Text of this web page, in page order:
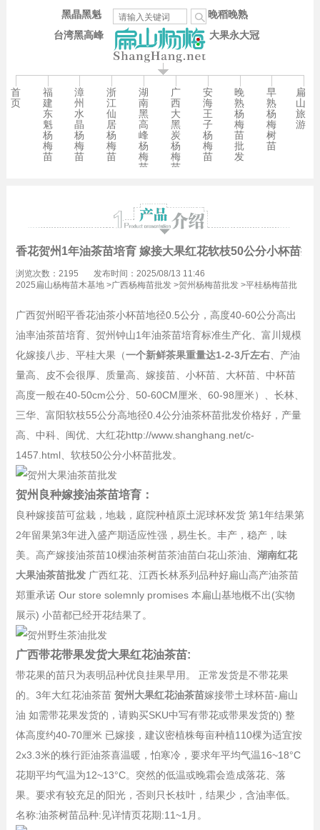
台湾黑高峰
晚稻晚熟
大果永大冠
黑晶黑魁
首
页
福
建
东
魁
杨
梅
苗
漳
州
水
晶
杨
梅
苗
浙
江
仙
居
杨
梅
苗
湖
南
黑
高
峰
杨
梅
苗
广
西
大
黑
炭
杨
梅
苗
安
海
王
子
杨
梅
苗
晚
熟
杨
梅
苗
批
发
早
熟
杨
梅
树
苗
扁
山
旅
游
香花贺州1年油茶苗培育 嫁接大果红花软枝50公分小杯苗批
浏览次数：2195
发布时间：2025/08/13 11:46
2025扁山杨梅苗木基地>广西杨梅苗批发>贺州杨梅苗批发>平桂杨梅苗批
广西贺州昭平香花油茶小杯苗地径0.5公分，高度40-60公分高出
油率油茶苗培育、贺州钟山1年油茶苗培育标准生产化、富川规模
化嫁接八步、平桂大果（一个新鲜茶果重量达1-2-3斤左右、产油
量高、皮不会很厚、质量高、嫁接苗、小杯苗、大杯苗、中杯苗
高度一般在40-50cm公分、50-60CM厘米、60-98厘米）、长林、
三华、富阳软枝55公分高地径0.4公分油茶杯苗批发价格好，产量
高、中科、闽优、大红花http://www.shanghang.net/c-
1457.html、软枝50公分小杯苗批发。
贺州良种嫁接油茶苗培育：
良种嫁接苗可盆栽，地栽，庭院种植原土泥球杯发货 第1年结果第
2年留果第3年进入盛产期适应性强，易生长。丰产，稳产，味
美。高产嫁接油茶苗10棵油茶树苗茶油苗白花山茶油、 湖南红花
大果油茶苗批发广西红花、江西长林系列品种好扁山高产油茶苗
郑重承诺 Our store solemnly promises 本扁山基地概不出(实物
展示) 小苗都已经开花结果了。
广西带花带果发货大果红花油茶苗:
带花果的苗只为表明品种优良挂果早用。 正常发货是不带花果
的。3年大红花油茶苗 贺州大果红花油茶苗嫁接带土球杯苗-扁山
油 如需带花果发货的，请购买SKU中写有带花或带果发货的) 整
体高度约40-70厘米 已嫁接，建议密植株每亩种植110棵为适宜按
2x3.3米的株行距油茶喜温暖，怕寒冷，要求年平均气温16~18°C
花期平均气温为12~13°C。突然的低温或晚霜会造成落花、落
果。要求有较充足的阳光，否则只长枝叶，结果少，含油率低。
名称:油茶树苗品种:见详情页花期:11~1月。